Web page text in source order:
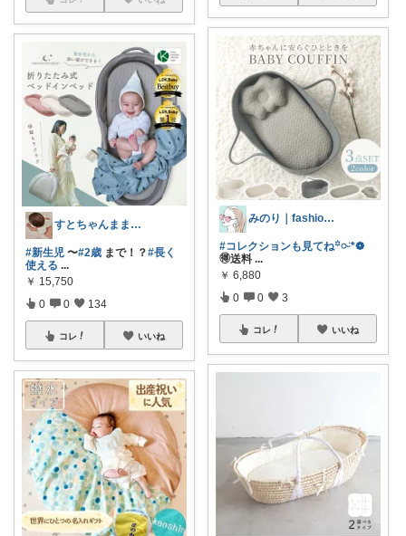
すとちゃんまま🐰お礼はプロフ🧡
#新生児 〜#2歳 まで！？#長く
使える ...
￥ 15,750
0 0 134
コレ いいね
みのり｜fashion暮らしꕤ︎︎·͜·
#コレクションも見てね꙳𓏸ᵕ̈*❁
🉐送料 ...
￥ 6,880
0 0 3
コレ いいね